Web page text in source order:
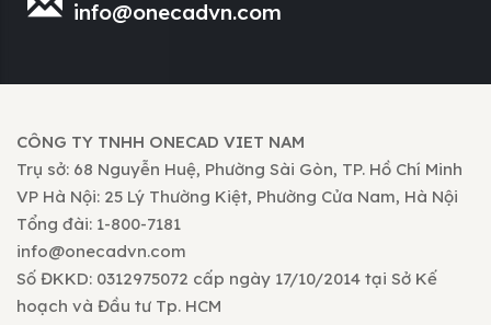
info@onecadvn.com
CÔNG TY TNHH ONECAD VIET NAM
Trụ sở: 68 Nguyễn Huệ, Phường Sài Gòn, TP. Hồ Chí Minh
VP Hà Nội: 25 Lý Thường Kiệt, Phường Cửa Nam, Hà Nội
Tổng đài: 1-800-7181
info@onecadvn.com
Số ĐKKD: 0312975072 cấp ngày 17/10/2014 tại Sở Kế
hoạch và Đầu tư Tp. HCM